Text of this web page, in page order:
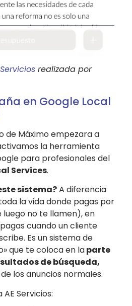
realizada por
en Google Local
de Máximoempezara a
la herramienta
para profesionales del
Services.
sistema?A diferencia
la vida donde pagas por
luego no te llamen), en
cuando un cliente
. Es un sistema de
que te coloca en laparte
de búsqueda,
los anuncios normales.
AE Servicios: